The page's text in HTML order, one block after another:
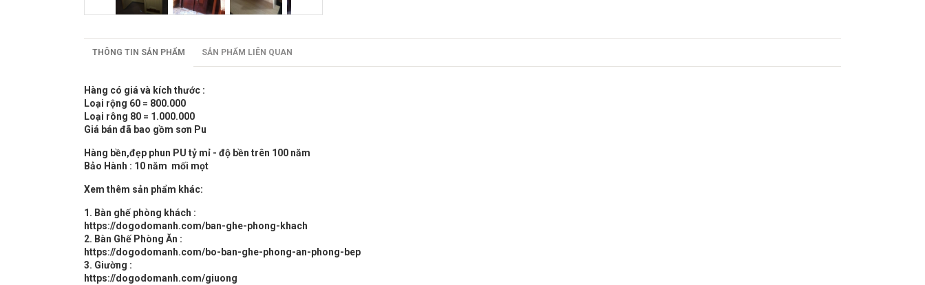
THÔNG TIN SẢN PHẨM SẢN PHẨM LIÊN QUAN
Hàng có giá và kích thước :
Loại rộng 60 = 800.000
Loại rông 80 = 1.000.000
Giá bán đã bao gồm sơn Pu
Hàng bền,đẹp phun PU tỷ mỉ - độ bền trên 100 năm
Bảo Hành : 10 năm mối mọt
Xem thêm sản phẩm khác:
1. Bàn ghế phòng khách :
https://dogodomanh.com/ban-ghe-phong-khach
2. Bàn Ghế Phòng Ăn :
https://dogodomanh.com/bo-ban-ghe-phong-an-phong-bep
3. Giường :
https://dogodomanh.com/giuong